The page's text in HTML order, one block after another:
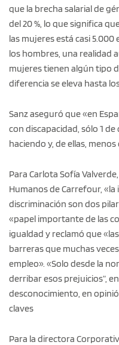
que la brecha salarial de
del 20 %, lo que significa
las mujeres está casi
los hombres, una realidad
mujeres tienen algún tipo
diferencia se eleva hasta
Sanz aseguró que «en
con discapacidad, sólo 1
haciendo y, de ellas,
Para Carlota Sofía
Humanos de Carrefour,
discriminación son dos
«papel importante de las
igualdad y reclamó que
barreras que muchas
empleo». «Solo desde la
derribar esos prejuicios”,
desconocimiento, en
claves
Para la directora